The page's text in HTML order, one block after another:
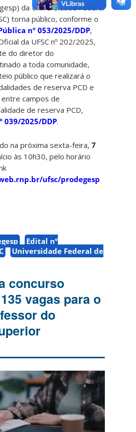
da Universidade Federal
torna público, conforme o
nº 053/2025/DDP,
da UFSC nº 202/2025,
do diretor do
a toda comunidade,
público que realizará o
de reserva PCD e
campos de
de reserva PCD,
039/2025/DDP.
na próxima sexta-feira,7
às 10h30, pelo horário
ufsc/prodegesp
Edital nº
Universidade Federal de
concurso
vagas para o
do